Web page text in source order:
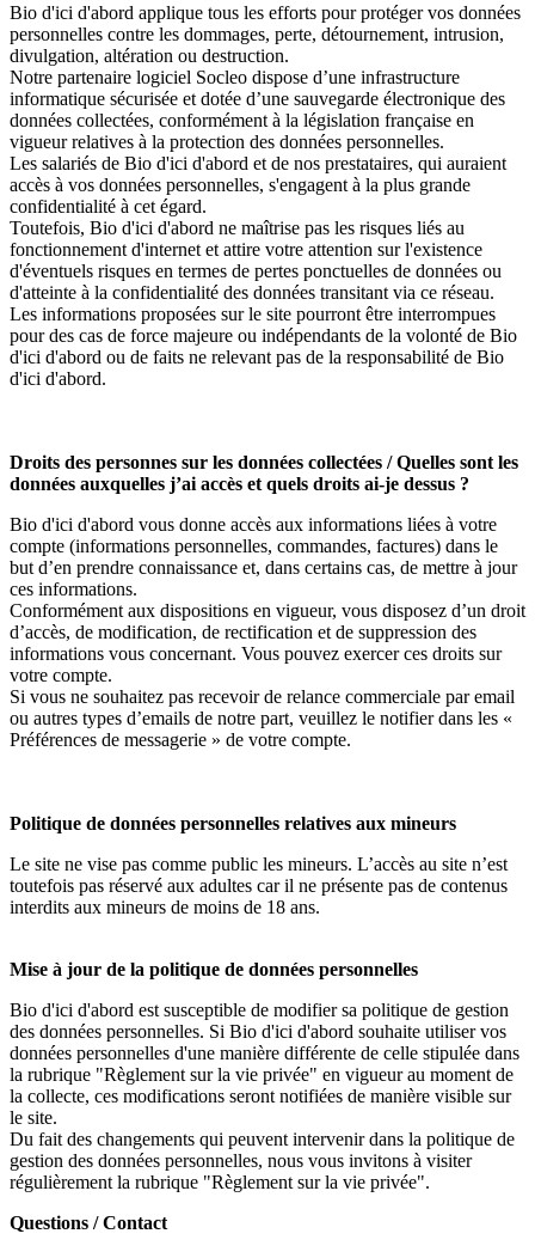
Bio d'ici d'abord applique tous les efforts pour protéger vos données
personnelles contre les dommages, perte, détournement, intrusion,
divulgation, altération ou destruction.
Notre partenaire logiciel Socleo dispose d’une infrastructure
informatique sécurisée et dotée d’une sauvegarde électronique des
données collectées, conformément à la législation française en
vigueur relatives à la protection des données personnelles.
Les salariés de Bio d'ici d'abord et de nos prestataires, qui auraient
accès à vos données personnelles, s'engagent à la plus grande
confidentialité à cet égard.
Toutefois, Bio d'ici d'abord ne maîtrise pas les risques liés au
fonctionnement d'internet et attire votre attention sur l'existence
d'éventuels risques en termes de pertes ponctuelles de données ou
d'atteinte à la confidentialité des données transitant via ce réseau.
Les informations proposées sur le site pourront être interrompues
pour des cas de force majeure ou indépendants de la volonté de Bio
d'ici d'abord ou de faits ne relevant pas de la responsabilité de Bio
d'ici d'abord.
Droits des personnes sur les données collectées / Quelles sont les
données auxquelles j’ai accès et quels droits ai-je dessus ?
Bio d'ici d'abord vous donne accès aux informations liées à votre
compte (informations personnelles, commandes, factures) dans le
but d’en prendre connaissance et, dans certains cas, de mettre à jour
ces informations.
Conformément aux dispositions en vigueur, vous disposez d’un droit
d’accès, de modification, de rectification et de suppression des
informations vous concernant. Vous pouvez exercer ces droits sur
votre compte.
Si vous ne souhaitez pas recevoir de relance commerciale par email
ou autres types d’emails de notre part, veuillez le notifier dans les «
Préférences de messagerie » de votre compte.
Politique de données personnelles relatives aux mineurs
Le site ne vise pas comme public les mineurs. L’accès au site n’est
toutefois pas réservé aux adultes car il ne présente pas de contenus
interdits aux mineurs de moins de 18 ans.
Mise à jour de la politique de données personnelles
Bio d'ici d'abord est susceptible de modifier sa politique de gestion
des données personnelles. Si Bio d'ici d'abord souhaite utiliser vos
données personnelles d'une manière différente de celle stipulée dans
la rubrique "Règlement sur la vie privée" en vigueur au moment de
la collecte, ces modifications seront notifiées de manière visible sur
le site.
Du fait des changements qui peuvent intervenir dans la politique de
gestion des données personnelles, nous vous invitons à visiter
régulièrement la rubrique "Règlement sur la vie privée".
Questions / Contact